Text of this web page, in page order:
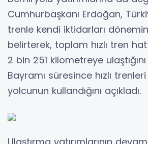
Cumhurbaşkanı Erdoğan,
trenle kendi iktidarları
belirterek, toplam hızlı tren
2 bin 251 kilometreye
Bayramı süresince hızlı
yolcunun kullandığını açıkladı.